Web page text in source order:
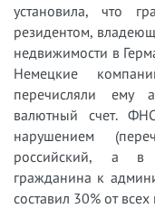
установила, что
резидентом,
недвижимости в
Немецкие
перечисляли ему
валютный счет.
нарушением
российский, а в
гражданина к
составил 30% от